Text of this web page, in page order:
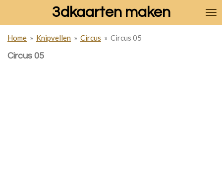
de
hoofdinhoud
3dkaarten maken
Home » Knipvellen » Circus » Circus 05
Circus 05